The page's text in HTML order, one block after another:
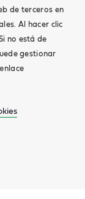
de terceros en
Al hacer clic
no está de
gestionar